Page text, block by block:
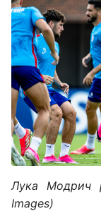
Лука Модрич
Images)